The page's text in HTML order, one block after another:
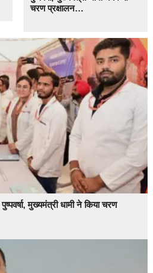
चरण प्रक्षालन…
मुख्यमंत्री धामी ने किया चरण